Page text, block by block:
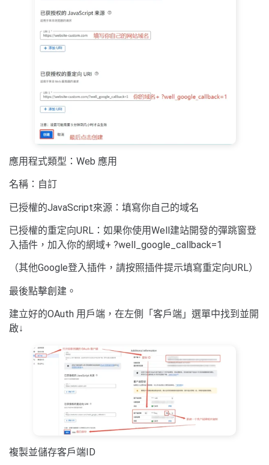
應用程式類型：Web 應用
名稱：自訂
已授權的JavaScript來源：填寫你自己的域名
已授權的重定向URL：如果你使用Well建站開發的彈跳窗登
入插件，加入你的網域+ ?well_google_callback=1
（其他Google登入插件，請按照插件提示填寫重定向URL）
最後點擊創建。
建立好的OAuth 用戶端，在左側「客戶端」選單中找到並開
啟↓
複製並儲存客戶端ID